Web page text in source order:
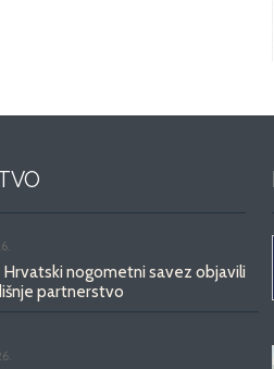
Hrvatski nogometni savez objavili
partnerstvo